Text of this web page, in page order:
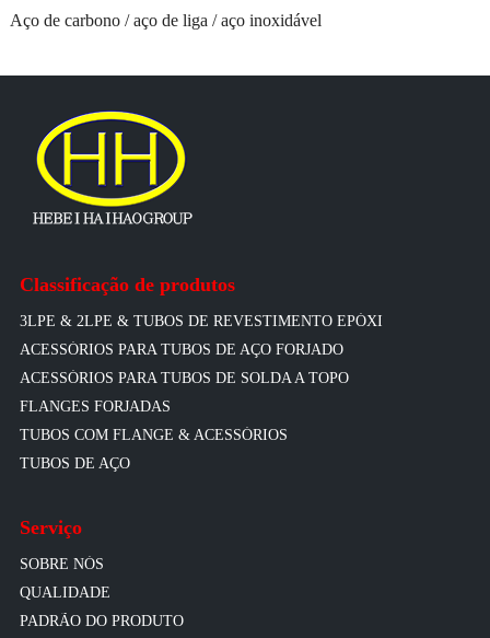
Aço de carbono / aço de liga / aço inoxidável
Classificação de produtos
3LPE & 2LPE & TUBOS DE REVESTIMENTO EPÓXI
ACESSÓRIOS PARA TUBOS DE AÇO FORJADO
ACESSÓRIOS PARA TUBOS DE SOLDA A TOPO
FLANGES FORJADAS
TUBOS COM FLANGE & ACESSÓRIOS
TUBOS DE AÇO
Serviço
SOBRE NÓS
QUALIDADE
PADRÃO DO PRODUTO